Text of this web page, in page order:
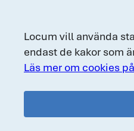
Locum vill använda
endast de kakor som
Läs mer om cookies